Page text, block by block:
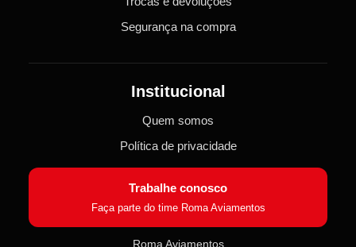
Segurança na compra
Institucional
Quem somos
Política de privacidade
Trabalhe conosco
Faça parte do time Roma Aviamentos
Roma Aviamentos